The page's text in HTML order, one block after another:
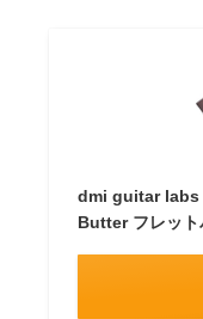
dmi guitar labs
Butter フレット